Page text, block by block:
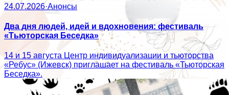
24.07.2026·Анонсы
Два дня людей, идей и вдохновения: фестиваль
«Тьюторская Беседка»
14 и 15 августа Центр индивидуализации и тьюторства
«Ребус» (Ижевск) приглашает на фестиваль «Тьюторская
Беседка».